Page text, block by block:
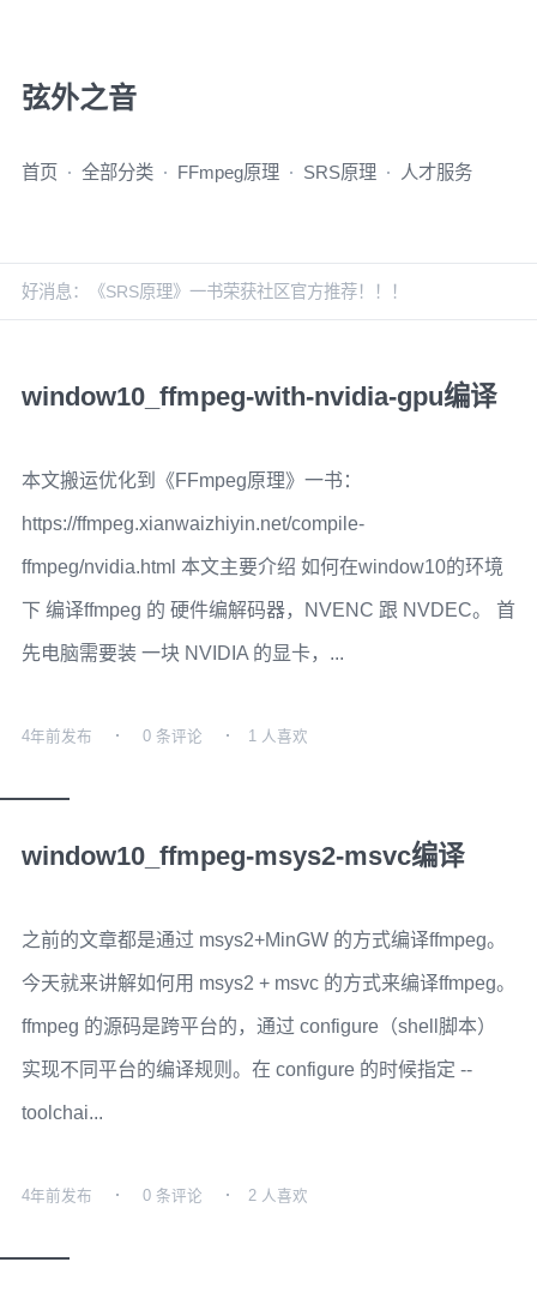
弦外之音
首页 全部分类 FFmpeg原理 SRS原理 人才服务
好消息：《SRS原理》一书荣获社区官方推荐！！！
window10_ffmpeg-with-nvidia-gpu编译
本文搬运优化到《FFmpeg原理》一书：
https://ffmpeg.xianwaizhiyin.net/compile-
ffmpeg/nvidia.html 本文主要介绍 如何在window10的环境
下 编译ffmpeg 的 硬件编解码器，NVENC 跟 NVDEC。 首
先电脑需要装 一块 NVIDIA 的显卡，...
4年前发布 0 条评论 1 人喜欢
window10_ffmpeg-msys2-msvc编译
之前的文章都是通过 msys2+MinGW 的方式编译ffmpeg。
今天就来讲解如何用 msys2 + msvc 的方式来编译ffmpeg。
ffmpeg 的源码是跨平台的，通过 configure（shell脚本）
实现不同平台的编译规则。在 configure 的时候指定 --
toolchai...
4年前发布 0 条评论 2 人喜欢